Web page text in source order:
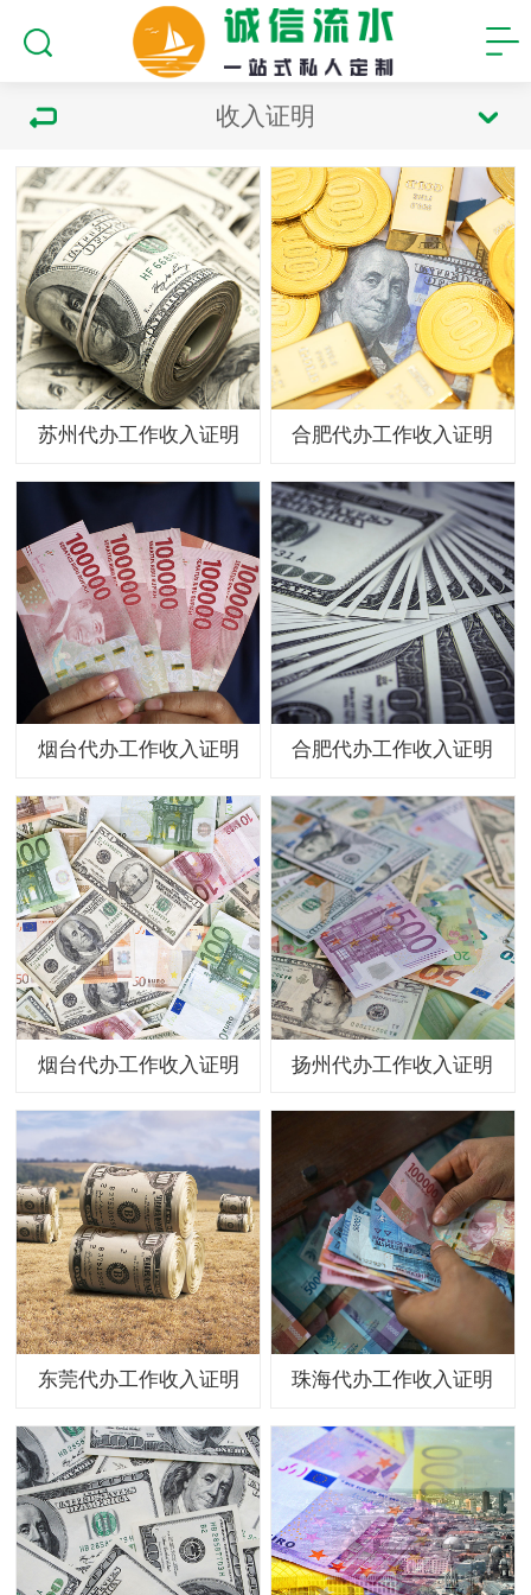
收入证明
苏州代办工作收入证明 合肥代办工作收入证明
烟台代办工作收入证明 合肥代办工作收入证明
烟台代办工作收入证明 扬州代办工作收入证明
东莞代办工作收入证明 珠海代办工作收入证明